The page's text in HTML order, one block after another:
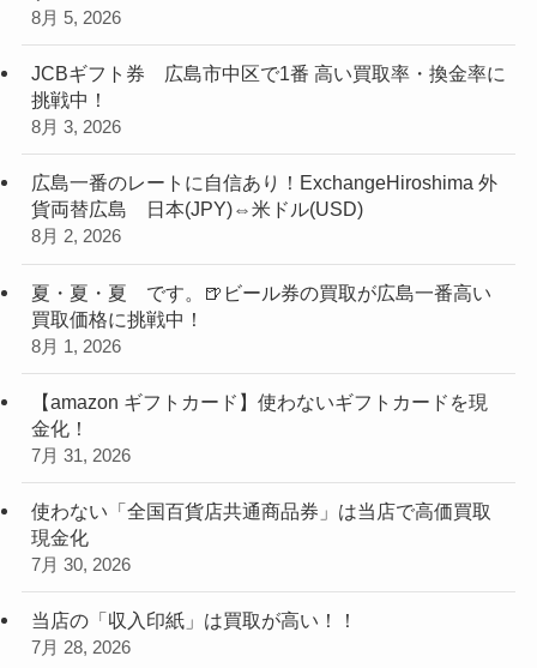
8月 5, 2026
JCBギフト券 広島市中区で1番 高い買取率・換金率に
挑戦中！
8月 3, 2026
広島一番のレートに自信あり！ExchangeHiroshima 外
貨両替広島 日本(JPY)⇔米ドル(USD)
8月 2, 2026
夏・夏・夏 です。🍺ビール券の買取が広島一番高い
買取価格に挑戦中！
8月 1, 2026
【amazon ギフトカード】使わないギフトカードを現
金化！
7月 31, 2026
使わない「全国百貨店共通商品券」は当店で高価買取
現金化
7月 30, 2026
当店の「収入印紙」は買取が高い！！
7月 28, 2026